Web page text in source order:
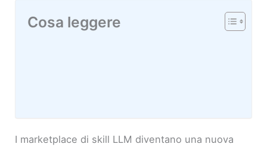
Cosa leggere
I marketplace di skill LLM diventano una nuova